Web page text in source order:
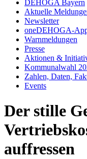
DEHOGA Bayern
Aktuelle
Newsletter
oneDEHOGA-
Warnmeldungen
Presse
Aktionen &
Kommunalwahl
Zahlen, Daten,
Events
Der stille
auffressen